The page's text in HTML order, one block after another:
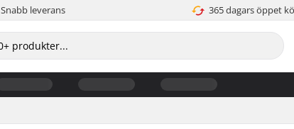
Snabb leverans 365 dagars öppet